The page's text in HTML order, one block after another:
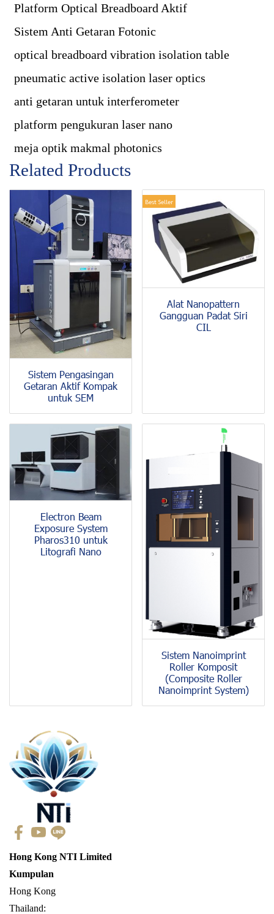
Platform Optical Breadboard Aktif
Sistem Anti Getaran Fotonic
optical breadboard vibration isolation table
pneumatic active isolation laser optics
anti getaran untuk interferometer
platform pengukuran laser nano
meja optik makmal photonics
Related Products
Sistem Pengasingan
Getaran Aktif Kompak
untuk SEM
Best Seller
Alat Nanopattern
Gangguan Padat Siri
CIL
Electron Beam
Exposure System
Pharos310 untuk
Litografi Nano
Sistem Nanoimprint
Roller Komposit
(Composite Roller
Nanoimprint System)
Hong Kong NTI Limited
Kumpulan
Hong Kong
Thailand: